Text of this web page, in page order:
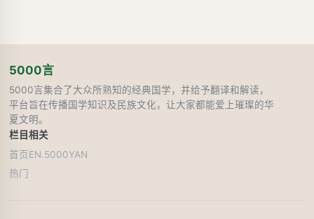
5000言
5000言集合了大众所熟知的经典国学，并给予翻译和解读，
平台旨在传播国学知识及民族文化，让大家都能爱上璀璨的华
夏文明。
栏目
首页
热门
相关
EN.5000YAN